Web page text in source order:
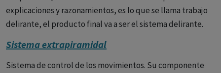
explicaciones y razonamientos, es lo que se llama trabajo
delirante, el producto final va a ser el sistema delirante.
Sistema extrapiramidal
Sistema de control de los movimientos. Su componente